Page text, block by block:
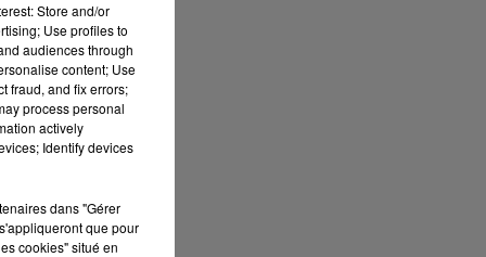
Store and/or
Use profiles to
audiences through
content; Use
fraud, and fix errors;
process personal
actively
Identify devices
dans "Gérer
que pour
cookies" situé en